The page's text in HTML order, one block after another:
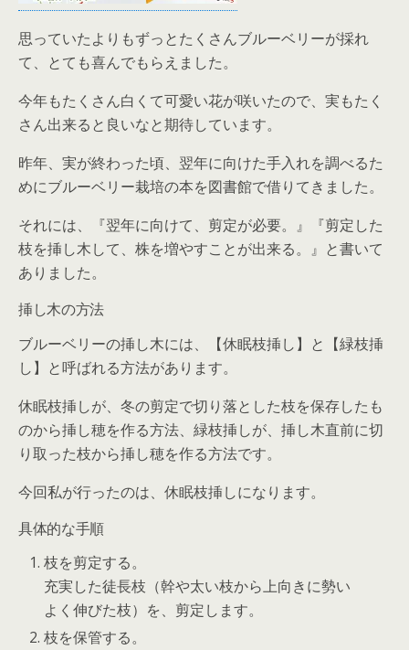
思っていたよりもずっとたくさんブルーベリーが採れ
て、とても喜んでもらえました。
今年もたくさん白くて可愛い花が咲いたので、実もたく
さん出来ると良いなと期待しています。
昨年、実が終わった頃、翌年に向けた手入れを調べるた
めにブルーベリー栽培の本を図書館で借りてきました。
それには、『翌年に向けて、剪定が必要。』『剪定した
枝を挿し木して、株を増やすことが出来る。』と書いて
ありました。
挿し木の方法
ブルーベリーの挿し木には、【休眠枝挿し】と【緑枝挿
し】と呼ばれる方法があります。
休眠枝挿しが、冬の剪定で切り落とした枝を保存したも
のから挿し穂を作る方法、緑枝挿しが、挿し木直前に切
り取った枝から挿し穂を作る方法です。
今回私が行ったのは、休眠枝挿しになります。
具体的な手順
枝を剪定する。
充実した徒長枝（幹や太い枝から上向きに勢い
よく伸びた枝）を、剪定します。
枝を保管する。